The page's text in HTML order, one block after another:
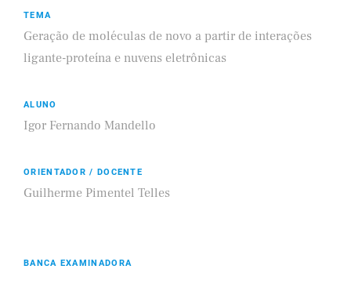
TEMA
Geração de moléculas de novo a partir de interações
ligante-proteína e nuvens eletrônicas
ALUNO
Igor Fernando Mandello
ORIENTADOR / DOCENTE
Guilherme Pimentel Telles
BANCA EXAMINADORA